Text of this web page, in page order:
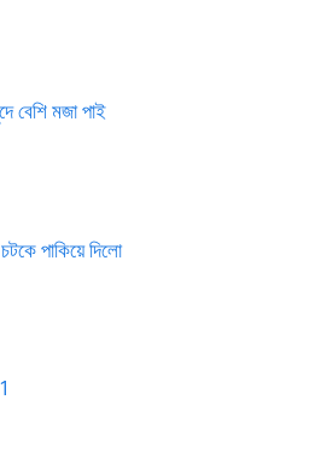
বেশি মজা পাই
পাকিয়ে দিলো